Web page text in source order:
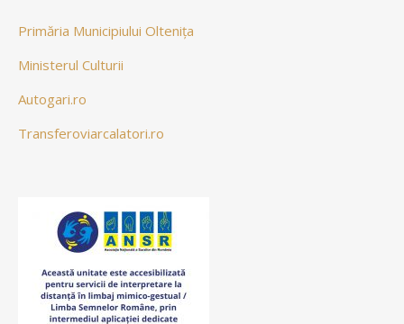
Primăria Municipiului Oltenița
Ministerul Culturii
Autogari.ro
Transferoviarcalatori.ro